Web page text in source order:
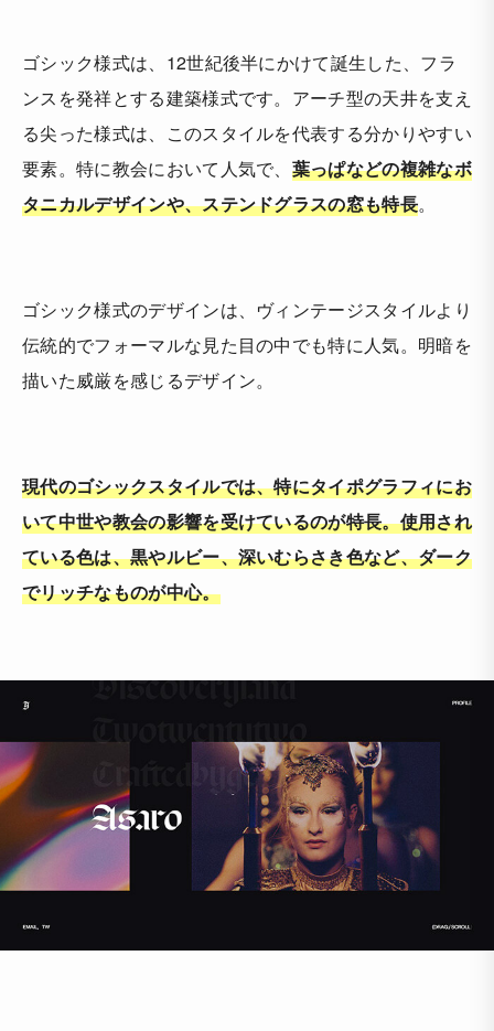
ゴシック様式は、12世紀後半にかけて誕生した、フラ
ンスを発祥とする建築様式です。アーチ型の天井を支え
る尖った様式は、このスタイルを代表する分かりやすい
要素。特に教会において人気で、 葉っぱなどの複雑なボ
タニカルデザインや、ステンドグラスの窓も特長。
ゴシック様式のデザインは、ヴィンテージスタイルより
伝統的でフォーマルな見た目の中でも特に人気。明暗を
描いた威厳を感じるデザイン。
現代のゴシックスタイルでは、特にタイポグラフィにお
いて中世や教会の影響を受けているのが特長。使用され
ている色は、黒やルビー、深いむらさき色など、ダーク
でリッチなものが中心。